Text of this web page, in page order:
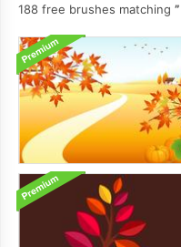
188 free brushes matching